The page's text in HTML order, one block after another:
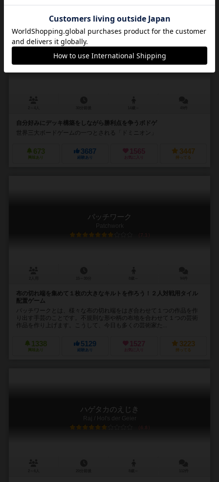
ドミニオン：第二版
Dominion (Second Edition)
7.9
自分好みにデッキ構築をしながら勝利点を争うボドゲ
世界三大ボードゲームの一つとされる「ドミニオン」
673
興味あり
3687
経験あり
1565
お気に入り
3447
持ってる
パッチワーク
Patchwork
7.1
布の切れ端を集めて１枚の大きなキルトを作ろう！２人対戦用タイル
配置ゲーム
パッチワークとは、様々な布の切れ端をはぎ合わせて１つの作品を作
り出す手芸のことです。不規則な形や柄の布地を合わせて１つの芸術
作品を作り上げます。こうして、今日も多くの芸術家た...
1338
興味あり
5129
経験あり
1527
お気に入り
3223
持ってる
ハゲタカのえじき
Raj / Hol's der Geier
6.8